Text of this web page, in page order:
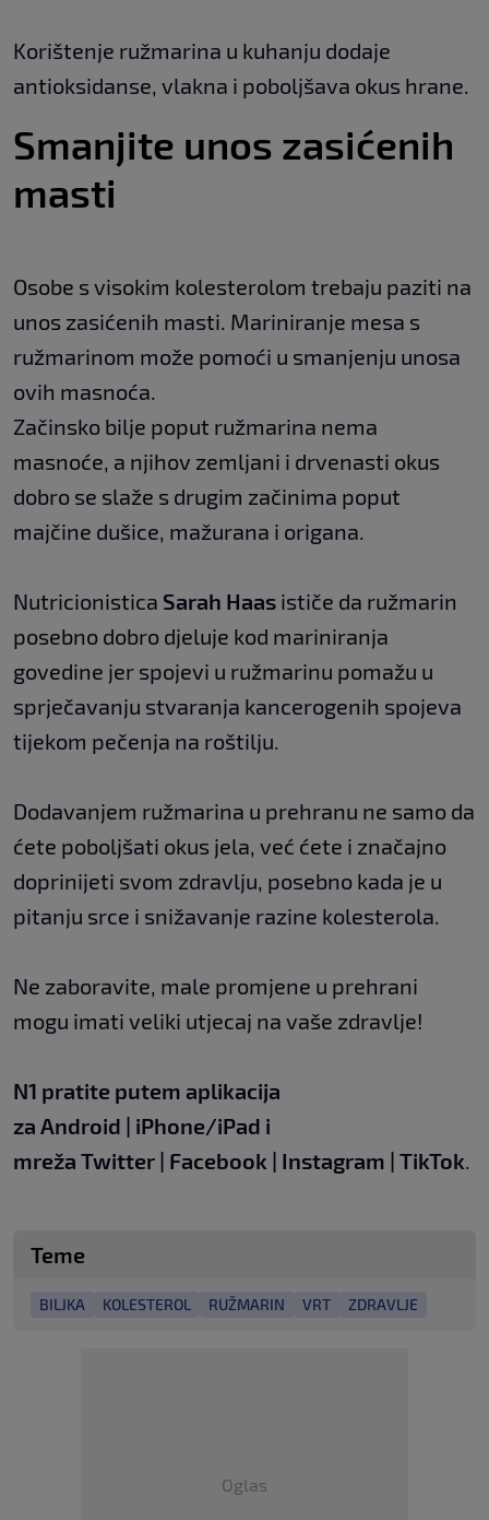
Korištenje ružmarina u kuhanju dodaje
antioksidanse, vlakna i poboljšava okus hrane.
Smanjite unos zasićenih
masti
Osobe s visokim kolesterolom trebaju paziti na
unos zasićenih masti. Mariniranje mesa s
ružmarinom može pomoći u smanjenju unosa
ovih masnoća.
Začinsko bilje poput ružmarina nema
masnoće, a njihov zemljani i drvenasti okus
dobro se slaže s drugim začinima poput
majčine dušice, mažurana i origana.
Nutricionistica Sarah Haas ističe da ružmarin
posebno dobro djeluje kod mariniranja
govedine jer spojevi u ružmarinu pomažu u
sprječavanju stvaranja kancerogenih spojeva
tijekom pečenja na roštilju.
Dodavanjem ružmarina u prehranu ne samo da
ćete poboljšati okus jela, već ćete i značajno
doprinijeti svom zdravlju, posebno kada je u
pitanju srce i snižavanje razine kolesterola.
Ne zaboravite, male promjene u prehrani
mogu imati veliki utjecaj na vaše zdravlje!
N1 pratite putem aplikacija
za Android | iPhone/iPad i
mreža Twitter | Facebook | Instagram | TikTok
Teme
BILJKA KOLESTEROL RUŽMARIN VRT ZDRAVLJE
Oglas